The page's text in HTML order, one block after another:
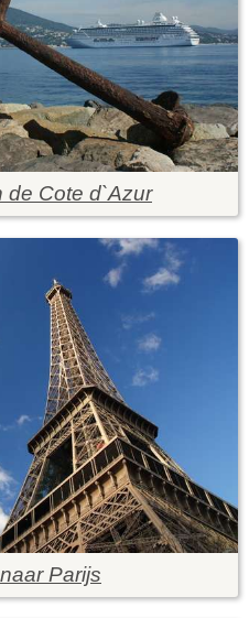
de Cote d`Azur
Parijs